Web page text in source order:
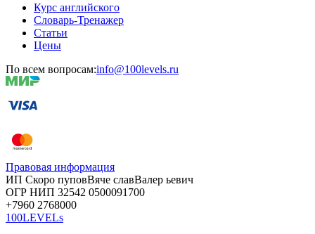
Курс английского
Словарь-Тренажер
Статьи
Цены
По всем вопросам:info@100levels.ru
Правовая информация
ИП Скоро пуповВяче славВалер ьевич
ОГР НИП 32542 0500091700
+7960 2768000
100LEVELs